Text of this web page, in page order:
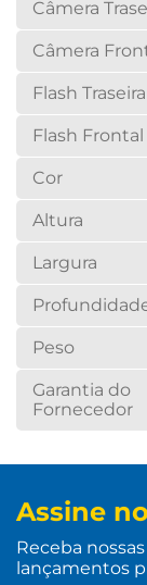
Câmera
Câmera
Flash Traseira
Flash Frontal
Cor
Altura
Largura
Peso
Garantia do
Fornecedor
Assine
Receba
lançamentos